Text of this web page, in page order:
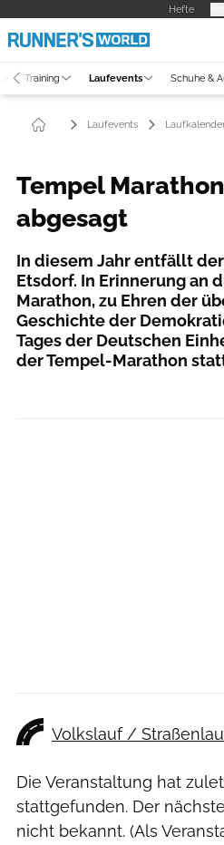
Hefte
Training Laufevents Schuhe &
Laufevents
Tempel
abgesagt
In diesem Jahr entfällt
Etsdorf. In Erinnerung an
Marathon, zu Ehren der
Geschichte der
Tages der Deutschen
der Tempel-Marathon
Volkslauf /
Die Veranstaltung hat
stattgefunden. Der
nicht bekannt. (Als